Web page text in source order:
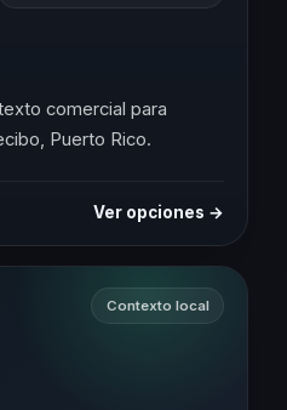
comercial para
Puerto Rico.
Ver opciones →
Contexto local